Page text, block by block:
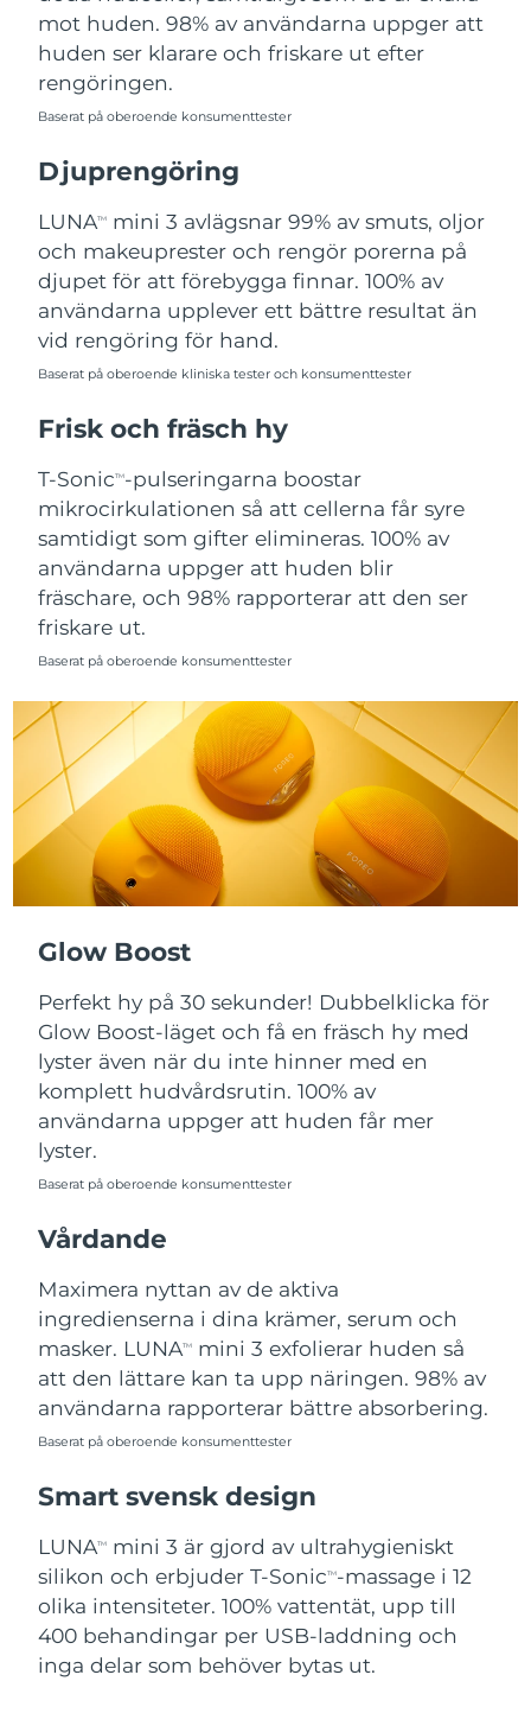
mot huden. 98% av användarna uppger att
huden ser klarare och friskare ut efter
rengöringen.
Baserat på oberoende konsumenttester
Djuprengöring
LUNATM
mini 3 avlägsnar 99% av smuts, oljor
och makeuprester och rengör porerna på
djupet för att förebygga finnar. 100% av
användarna upplever ett bättre resultat än
vid rengöring för hand.
Baserat på oberoende kliniska tester och konsumenttester
Frisk och fräsch hy
T-SonicTM-pulseringarna boostar
mikrocirkulationen så att cellerna får syre
samtidigt som gifter elimineras. 100% av
användarna uppger att huden blir
fräschare, och 98% rapporterar att den ser
friskare ut.
Baserat på oberoende konsumenttester
Glow Boost
Perfekt hy på 30 sekunder! Dubbelklicka för
Glow Boost-läget och få en fräsch hy med
lyster även när du inte hinner med en
komplett hudvårdsrutin. 100% av
användarna uppger att huden får mer
lyster.
Baserat på oberoende konsumenttester
Vårdande
Maximera nyttan av de aktiva
ingredienserna i dina krämer, serum och
masker. LUNATM
mini 3 exfolierar huden så
att den lättare kan ta upp näringen. 98% av
användarna rapporterar bättre absorbering.
Baserat på oberoende konsumenttester
Smart svensk design
LUNATM
mini 3 är gjord av ultrahygieniskt
silikon och erbjuder T-SonicTM-massage i 12
olika intensiteter. 100% vattentät, upp till
400 behandingar per USB-laddning och
inga delar som behöver bytas ut.
Filippinerna Förväntad leverans8/15/26
Polen
Puerto Rico
Qatar Förväntad leverans 8/13/26
Réunion Förväntad leverans 8/17/26
Rumänien
Ryssland
Saudiarabien Förväntad leverans
Singapore Förväntad leverans8/14/26
Slovakien Förväntad leverans
Slovenien
Sydkorea Förväntad leverans 8/14/26
Spanien Förväntad leverans 8/12/26
Sverige Förväntad leverans8/12/26
Thailand Förväntad leverans8/16/26
Turkiet Förväntad leverans
Förenade
Arabemiraten
Uzbekistan Förväntad leverans8/17/26
Vietnam Förväntad leverans8/18/26